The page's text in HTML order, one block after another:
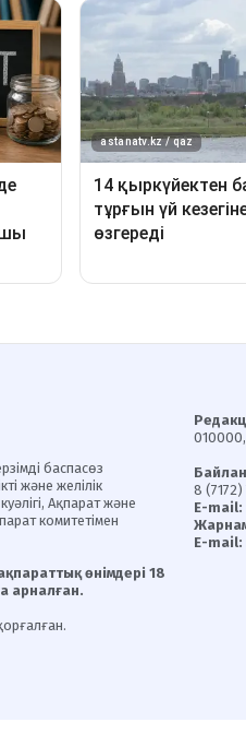
баспасөз
және желілік
Ақпарат және
комитетімен
өнімдері 18
арналған.
010000,
8
E-mail:
E-mail: